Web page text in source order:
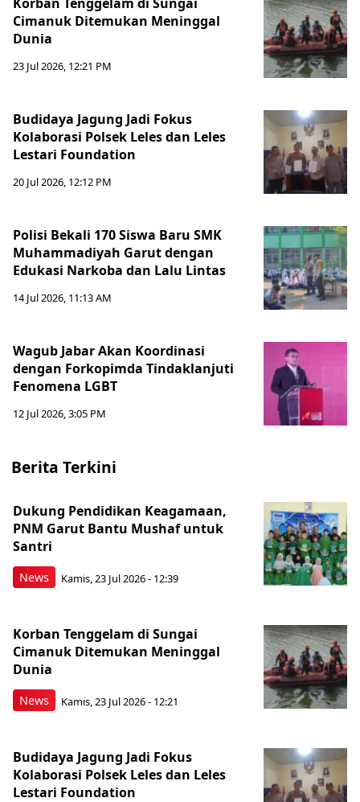
Cimanuk Ditemukan Meninggal
Dunia
23 Jul 2026, 12:21 PM
Budidaya Jagung Jadi Fokus
Kolaborasi Polsek Leles dan Leles
Lestari Foundation
20 Jul 2026, 12:12 PM
Polisi Bekali 170 Siswa Baru SMK
Muhammadiyah Garut dengan
Edukasi Narkoba dan Lalu Lintas
14 Jul 2026, 11:13 AM
Wagub Jabar Akan Koordinasi
dengan Forkopimda Tindaklanjuti
Fenomena LGBT
12 Jul 2026, 3:05 PM
Berita Terkini
News
Dukung Pendidikan Keagamaan,
PNM Garut Bantu Mushaf untuk
Santri
Kamis, 23 Jul 2026 - 12:39
News
Korban Tenggelam di Sungai
Cimanuk Ditemukan Meninggal
Dunia
Kamis, 23 Jul 2026 - 12:21
Budidaya Jagung Jadi Fokus
Kolaborasi Polsek Leles dan Leles
Lestari Foundation